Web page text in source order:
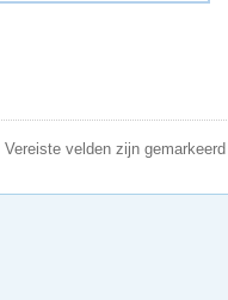
Vereiste velden zijn